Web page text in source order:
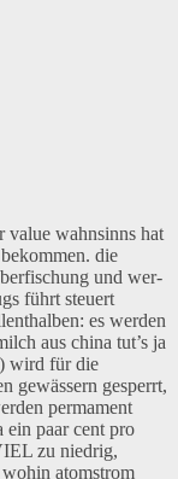
value wahnsinns hat
die
und wer-
führt steuert
es werden
aus china tut’s ja
wird für die
gewässern gesperrt,
permament
ein paar cent pro
zu niedrig,
atomstrom